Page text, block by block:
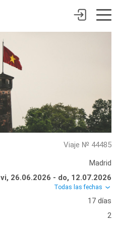
Viaje № 44485
Madrid
vi, 26.06.2026 - do, 12.07.2026
Todas las fechas
17 días
2